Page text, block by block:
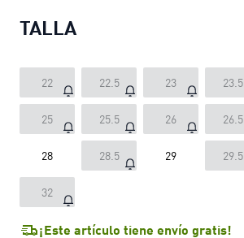
TALLA
22 22.5 23 23.5
25 25.5 26 26.5
28 28.5 29 29.5
32
¡Este artículo tiene envío gratis!